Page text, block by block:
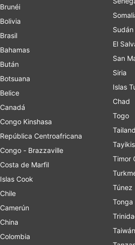
Brunéi
Bolivia
Brasil
Bahamas
Bután
Botsuana
Belice
Canadá
Congo Kinshasa
República Centroafricana
Congo - Brazzaville
Costa de Marfil
Islas Cook
Chile
Camerún
China
Colombia
El
San
Siria
Islas
Chad
Togo
Timor
Túnez
Tonga
Taiwán